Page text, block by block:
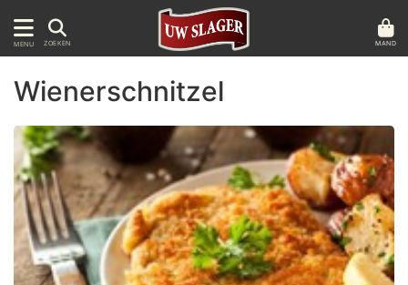
MENU ZOEKEN MAND
Wienerschnitzel